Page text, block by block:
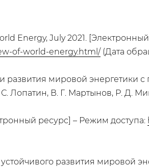
Energy, July 2021.
of-world-energy.html/(Дата
мировой энергетики
Лопатин, В. Г. Мартынов, Р. Д.
ресурс] – Режим доступа:
развития мировой